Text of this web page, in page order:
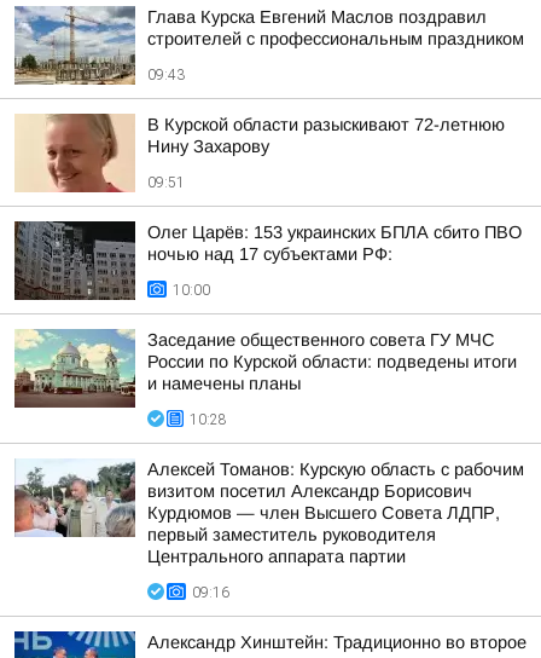
Глава Курска Евгений Маслов поздравил
строителей с профессиональным праздником
09:43
В Курской области разыскивают 72-летнюю
Нину Захарову
09:51
Олег Царёв: 153 украинских БПЛА сбито ПВО
ночью над 17 субъектами РФ:
10:00
Заседание общественного совета ГУ МЧС
России по Курской области: подведены итоги
и намечены планы
10:28
Алексей Томанов: Курскую область с рабочим
визитом посетил Александр Борисович
Курдюмов — член Высшего Совета ЛДПР,
первый заместитель руководителя
Центрального аппарата партии
09:16
Александр Хинштейн: Традиционно во второе